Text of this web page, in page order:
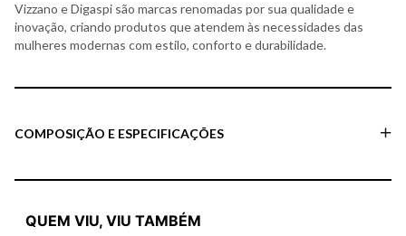
Vizzano e Digaspi são marcas renomadas por sua qualidade e
inovação, criando produtos que atendem às necessidades das
mulheres modernas com estilo, conforto e durabilidade.
COMPOSIÇÃO E ESPECIFICAÇÕES
QUEM VIU, VIU TAMBÉM